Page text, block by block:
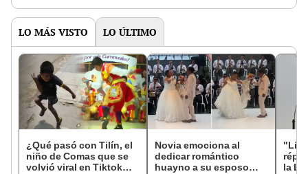
LO MÁS VISTO LO ÚLTIMO
¿Qué pasó con Tilín, el
niño de Comas que se
volvió viral en Tiktok
Novia emociona al
dedicar romántico
huayno a su esposo
la